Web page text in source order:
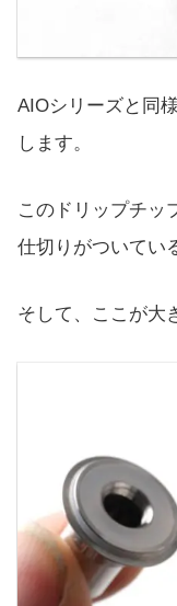
AIOシリーズと同
します。
このドリップチッ
仕切りがついてい
そして、ここが大